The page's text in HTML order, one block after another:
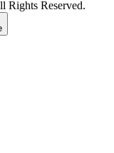
Rights Reserved.